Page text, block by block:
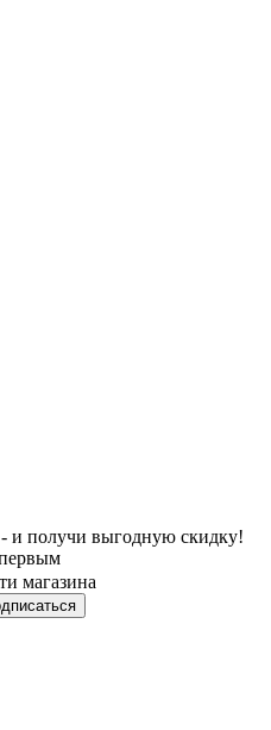
и получи выгодную скидку!
магазина